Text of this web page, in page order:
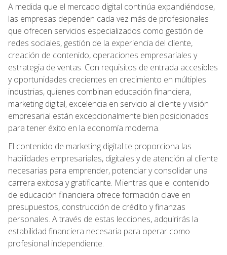
A medida que el mercado digital continúa expandiéndose,
las empresas dependen cada vez más de profesionales
que ofrecen servicios especializados como gestión de
redes sociales, gestión de la experiencia del cliente,
creación de contenido, operaciones empresariales y
estrategia de ventas. Con requisitos de entrada accesibles
y oportunidades crecientes en crecimiento en múltiples
industrias, quienes combinan educación financiera,
marketing digital, excelencia en servicio al cliente y visión
empresarial están excepcionalmente bien posicionados
para tener éxito en la economía moderna.
El contenido de marketing digital te proporciona las
habilidades empresariales, digitales y de atención al cliente
necesarias para emprender, potenciar y consolidar una
carrera exitosa y gratificante. Mientras que el contenido
de educación financiera ofrece formación clave en
presupuestos, construcción de crédito y finanzas
personales. A través de estas lecciones, adquirirás la
estabilidad financiera necesaria para operar como
profesional independiente.